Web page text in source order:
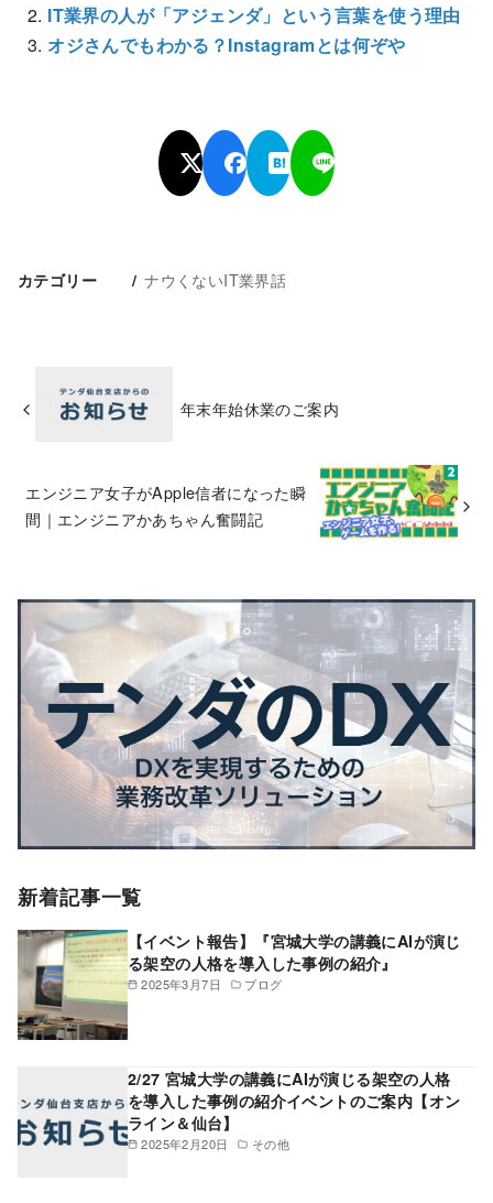
IT業界の人が「アジェンダ」という言葉を使う理由
オジさんでもわかる？Instagramとは何ぞや
カテゴリー ナウくないIT業界話
年末年始休業のご案内
エンジニア女子がApple信者になった瞬
間｜エンジニアかあちゃん奮闘記
新着記事一覧
2025年3月7日 ブログ
【イベント報告】『宮城大学の講義にAIが演じ
る架空の人格を導入した事例の紹介』
2025年2月20日 その他
2/27 宮城大学の講義にAIが演じる架空の人格
を導入した事例の紹介イベントのご案内【オン
ライン＆仙台】